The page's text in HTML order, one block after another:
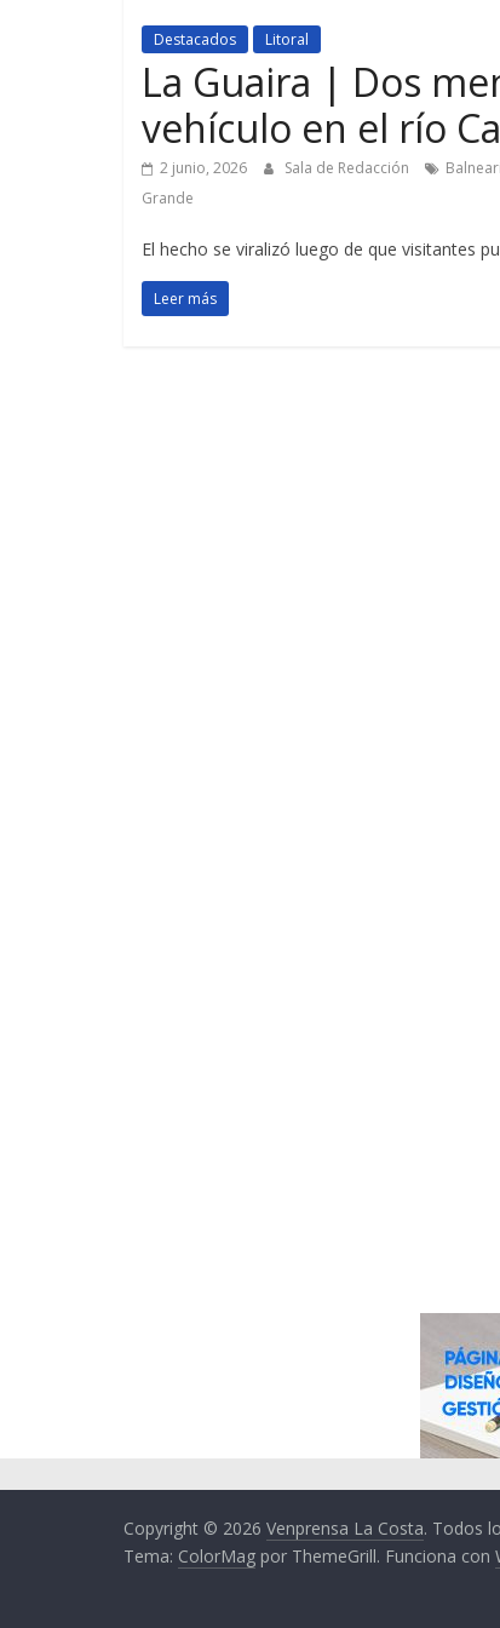
Destacados Litoral
La Guaira | Dos
vehículo en el río
2 junio, 2026 Sala de Redacción
Grande
El hecho se viralizó luego de que visitantes
Leer más
Copyright © 2026 Venprensa La Costa. Todos
Tema: ColorMag por ThemeGrill. Funciona con